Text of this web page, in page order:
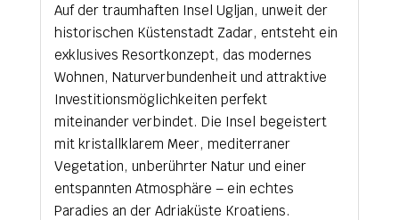
Auf der traumhaften Insel Ugljan, unweit der
historischen Küstenstadt Zadar, entsteht ein
exklusives Resortkonzept, das modernes
Wohnen, Naturverbundenheit und attraktive
Investitionsmöglichkeiten perfekt
miteinander verbindet. Die Insel begeistert
mit kristallklarem Meer, mediterraner
Vegetation, unberührter Natur und einer
entspannten Atmosphäre – ein echtes
Paradies an der Adriaküste Kroatiens.